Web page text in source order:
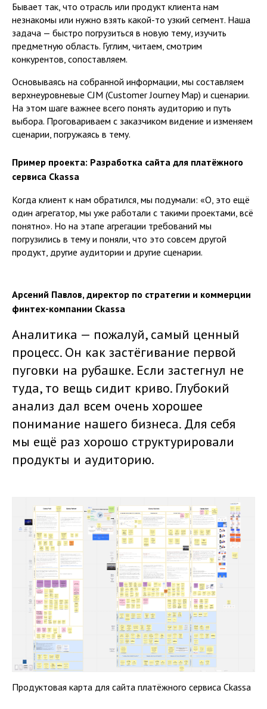
Бывает так, что отрасль или продукт клиента нам
незнакомы или нужно взять какой-то узкий сегмент. Наша
задача — быстро погрузиться в новую тему, изучить
предметную область. Гуглим, читаем, смотрим
конкурентов, сопоставляем.
Основываясь на собранной информации, мы составляем
верхнеуровневые CJM (Customer Journey Map) и сценарии.
На этом шаге важнее всего понять аудиторию и путь
выбора. Проговариваем с заказчиком видение и изменяем
сценарии, погружаясь в тему.
Пример проекта: Разработка сайта для платёжного
сервиса Ckassa
Когда клиент к нам обратился, мы подумали: «О, это ещё
один агрегатор, мы уже работали с такими проектами, всё
понятно». Но на этапе агрегации требований мы
погрузились в тему и поняли, что это совсем другой
продукт, другие аудитории и другие сценарии.
Арсений Павлов, директор по стратегии и коммерции
финтех-компании Ckassa
Аналитика — пожалуй, самый ценный
процесс. Он как застёгивание первой
пуговки на рубашке. Если застегнул не
туда, то вещь сидит криво. Глубокий
анализ дал всем очень хорошее
понимание нашего бизнеса. Для себя
мы ещё раз хорошо структурировали
продукты и аудиторию.
Продуктовая карта для сайта платёжного сервиса Ckassa